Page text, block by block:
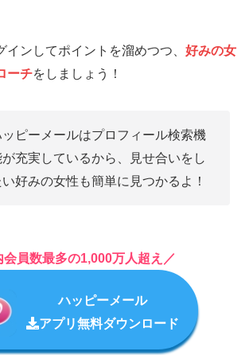
インしてポイントを溜めつつ、 好みの女
ーチをしましょう！
ッピーメールはプロフィール検索機
が充実しているから、見せ合いをし
い好みの女性も簡単に見つかるよ！
会員数最多の1,000万人超え／
ハッピーメール
アプリ無料ダウンロード